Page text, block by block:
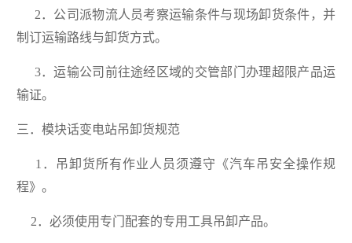
2．公司派物流人员考察运输条件与现场卸货条件，并
制订运输路线与卸货方式。
3．运输公司前往途经区域的交管部门办理超限产品运
输证。
三．模块话变电站吊卸货规范
1．吊卸货所有作业人员须遵守《汽车吊安全操作规
程》。
2．必须使用专门配套的专用工具吊卸产品。